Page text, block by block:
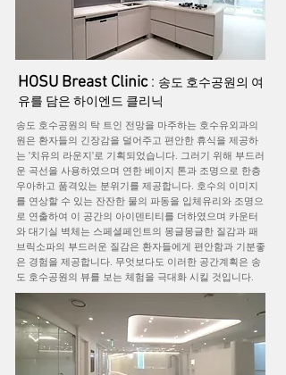
HOSU Breast Clinic: 송도 호수공원의 여
유를 담은 하이엔드 클리닉
송도 호수공원의 탁 트인 전망을 마주하는 호수유외과의
원은 환자들의 긴장감을 덜어주고 편안한 휴식을 제공하
는 '치유의 라운지'로 기획되었습니다. 그러기 위해 부드러
운 곡선을 사용하였으며 연한 베이지 톤과 조명으로 한층
우아하고 품격있는 분위기를 제공합니다. 호수의 이미지
를 연상할 수 있는 잔잔한 물의 파동을 입체유리와 조명으
로 연출하여 이 공간의 아이덴티티를 더하였으며 카운터
와 대기실 벽체는 스페셜페인트의 몽글몽글한 질감과 패
브릭소파의 부드러운 질감은 환자들에게 편안함과 기분좋
은 경험을 제공합니다. 무엇보다도 이러한 공간계획은 송
도 호수공원의 뷰를 보는 체험을 극대화 시킬 것입니다.